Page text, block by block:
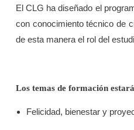
El CLG ha diseñado el
con conocimiento técnico de
de esta manera el rol del
Los temas de formación
Felicidad, bienestar y